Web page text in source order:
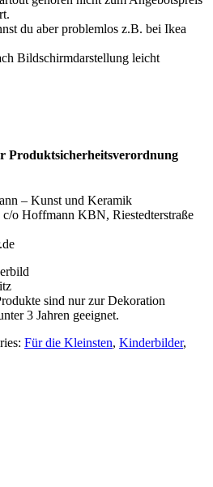
du aber problemlos z.B. bei Ikea
Bildschirmdarstellung leicht
Produktsicherheitsverordnung
– Kunst und Keramik
o Hoffmann KBN, Riestedterstraße
sind nur zur Dekoration
3 Jahren geeignet.
Für die Kleinsten, Kinderbilder,